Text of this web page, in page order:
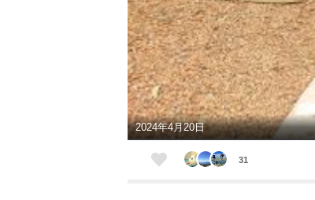
2024年4月20日
31